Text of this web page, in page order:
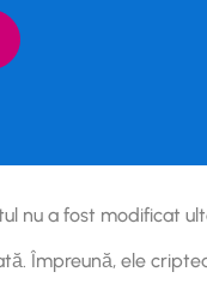
nu a fost modificat
Împreună, ele